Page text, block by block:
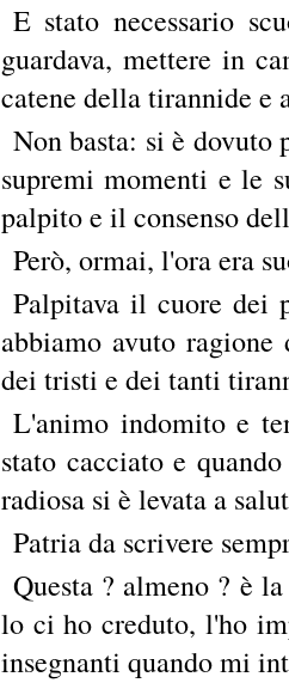
E stato necessario
guardava, mettere in
catene della tirannide e
Non basta: si è dovuto
supremi momenti e le
palpito e il consenso
Però, ormai, l'ora era
Palpitava il cuore dei
abbiamo avuto
dei tristi e dei tanti
L'animo indomito e
stato cacciato e
radiosa si è levata a
Patria da scrivere
Questa ? almeno ? è
lo ci ho creduto, l'ho
insegnanti quando mi